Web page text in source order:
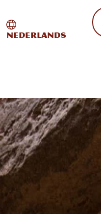
op de site
Internationale
Nederlands